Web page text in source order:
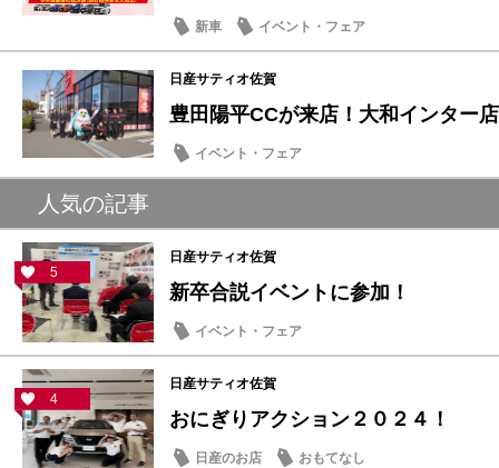
新車 イベント・フェア
日産サティオ佐賀
豊田陽平CCが来店！大和インター
イベント・フェア
人気の記事
5
日産サティオ佐賀
新卒合説イベントに参加！
イベント・フェア
4
日産サティオ佐賀
おにぎりアクション２０２４！
日産のお店 おもてなし